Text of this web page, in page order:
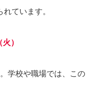
れています。
）
学校や職場では、この